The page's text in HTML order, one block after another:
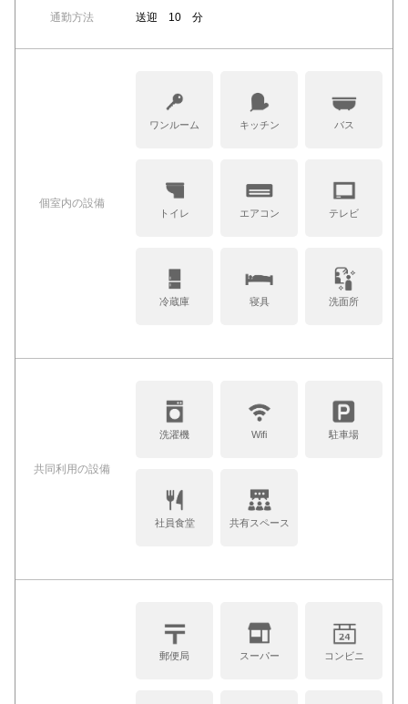
通勤方法 送迎 10 分
個室内の設備
ワンルーム キッチン バス
トイレ エアコン テレビ
冷蔵庫 寝具 洗面所
共同利⽤の設備
洗濯機 Wifi 駐車場
社員食堂 共有スペース
郵便局 スーパー コンビニ